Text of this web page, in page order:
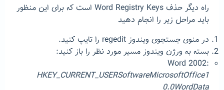
راه دیگر حذف Word Registry Keys است که برای این منظور
باید مراحل زیر را انجام دهید
در منوی جستجوی ویندوز regedit را تایپ کنید.
بسته به ورژن ویندوز مسیر مورد نظر را باز کنید:
Word 2002:
HKEY_CURRENT_USERSoftwareMicrosoftOffice1